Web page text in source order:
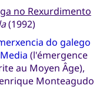
no Rexurdimento
(1992)
do galego
(l'émergence
au Moyen Âge),
Monteagudo